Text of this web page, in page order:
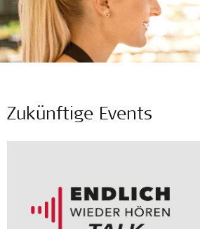
Zukünftige Events